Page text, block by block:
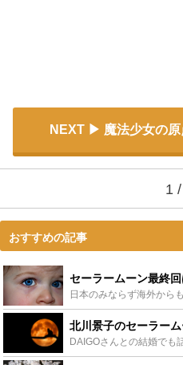
NEXT 魔法少女の原
1
おすすめの記事